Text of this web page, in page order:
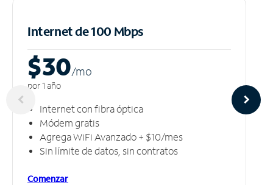
Internet de 100 Mbps
$30/mo
por 1 año
Internet con fibra óptica
Módem gratis
Agrega WiFi Avanzado + $10/mes
Sin límite de datos, sin contratos
Comenzar